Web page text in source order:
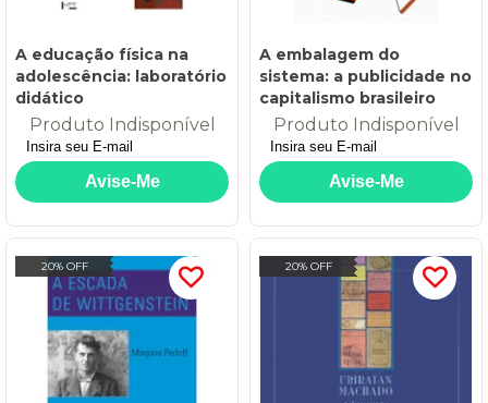
A educação física na
adolescência: laboratório
didático
Produto Indisponível
A embalagem do
sistema: a publicidade no
capitalismo brasileiro
Produto Indisponível
20% OFF 20% OFF